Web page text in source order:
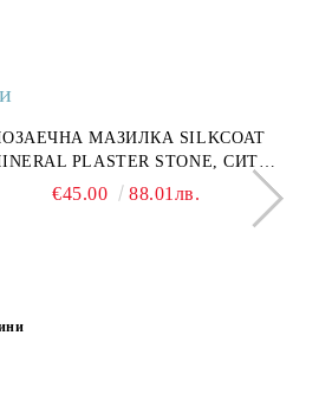
МАЗИЛКА SILKCOAT
PLASTER STONE, СИТЕН
406 25КГ
€45.00 88.01лв.